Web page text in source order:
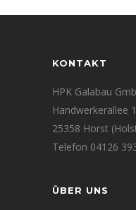
KONTAKT
HPK Galabau
Handwerkerallee
25358 Horst
Telefon 04126
ÜBER UNS